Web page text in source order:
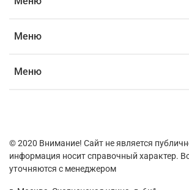
Меню
Меню
© 2020 Внимание! Сайт не является
информация носит справочный характер.
уточняются с менеджером